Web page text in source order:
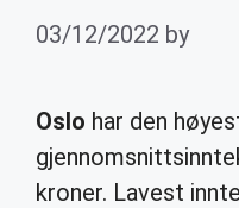
03/12/2022 by
Oslo har den
kroner. Lavest